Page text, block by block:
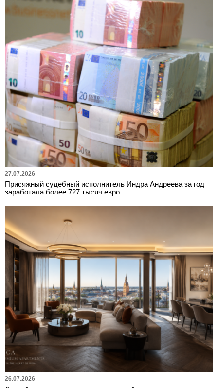
27.07.2026
Присяжный судебный исполнитель Индра Андреева за год
заработала более 727 тысяч евро
26.07.2026